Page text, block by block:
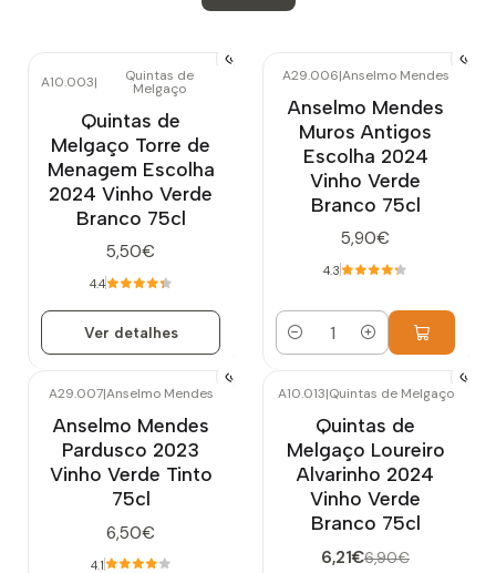
Esgotado
A10.003| Quintas de
Melgaço
Quintas de
Melgaço Torre de
Menagem Escolha
2024 Vinho Verde
Branco 75cl
5,50€
4.4
Ver detalhes
A29.006|Anselmo Mendes
Anselmo Mendes
Muros Antigos
Escolha 2024
Vinho Verde
Branco 75cl
5,90€
4.3
Quantidade
A29.007|Anselmo Mendes
Anselmo Mendes
Pardusco 2023
Vinho Verde Tinto
75cl
6,50€
4.1
A10.013|Quintas de Melgaço
Quintas de
Melgaço Loureiro
Alvarinho 2024
Vinho Verde
Branco 75cl
6,21€6,90€